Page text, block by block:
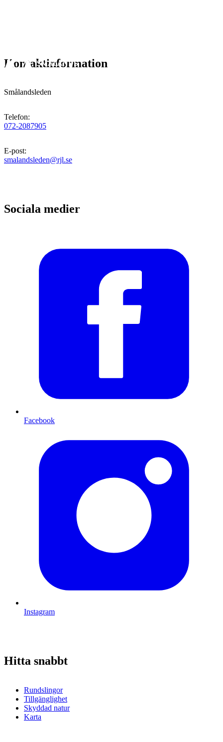
Kontaktinformation
Smålandsleden
Telefon:
072-2087905
E-post:
smalandsleden@rjl.se
Sociala medier
Facebook
Instagram
Hitta snabbt
Rundslingor
Tillgänglighet
Skyddad natur
Karta